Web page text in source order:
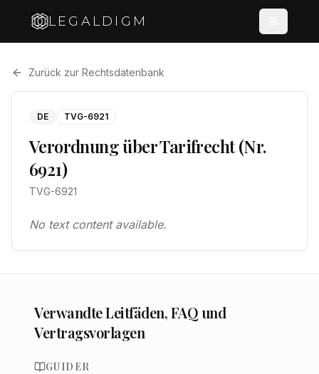
LEGALDIGM
Zurück zur Rechtsdatenbank
DE TVG-6921
Verordnung über Tarifrecht (Nr.
6921)
TVG-6921
No text content available.
Verwandte Leitfäden, FAQ und
Vertragsvorlagen
GUIDER